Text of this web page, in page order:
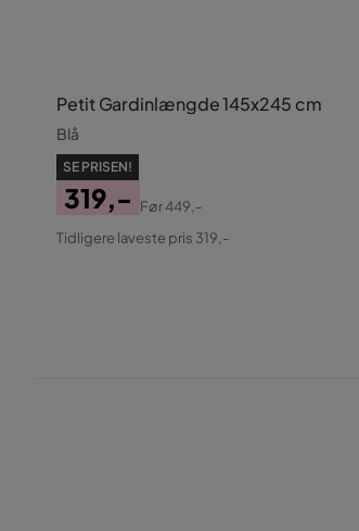
Petit Gardinlængde 145x245 cm
Blå
SE PRISEN!
Pris
319,-
Original
Før449,-
Tidligere laveste pris 319,-